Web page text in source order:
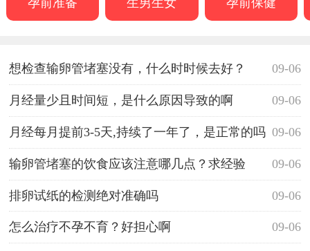
09-06
想检查输卵管堵塞没有，什么时时候去好？
09-06
月经量少且时间短，是什么原因导致的啊
09-06
月经每月提前3-5天,持续了一年了，是正常的吗
09-06
输卵管堵塞的饮食应该注意哪几点？求经验
09-06
排卵试纸的检测绝对准确吗
09-06
怎么治疗不孕不育？好担心啊